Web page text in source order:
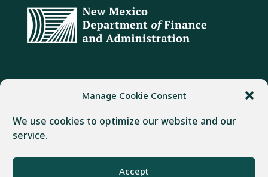
Manage Cookie Consent
We use cookies to optimize our website and our
service.
Accept
Santa Fe, NM 87501
Real Time Solutions